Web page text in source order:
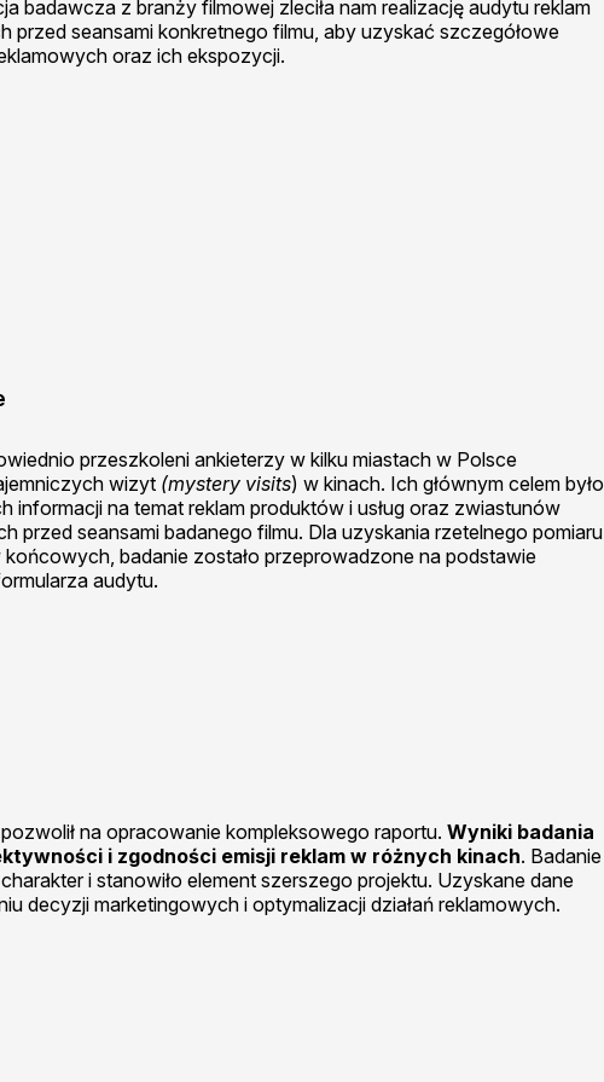
badawcza z branży filmowej zleciła nam realizację audytu reklam
przed seansami konkretnego filmu, aby uzyskać szczegółowe
oraz ich ekspozycji.
przeszkoleni ankieterzy w kilku miastach w Polsce
wizyt (mystery visits) w kinach. Ich głównym celem było
informacji na temat reklam produktów i usług oraz zwiastunów
przed seansami badanego filmu. Dla uzyskania rzetelnego pomiaru
badanie zostało przeprowadzone na podstawie
audytu.
na opracowanie kompleksowego raportu. Wyniki badania
i zgodności emisji reklam w różnych kinach. Badanie
i stanowiło element szerszego projektu. Uzyskane dane
decyzji marketingowych i optymalizacji działań reklamowych.